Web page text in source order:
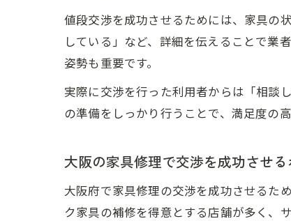
値段交渉を成功させるためには、家具の
している」など、詳細を伝えることで業
姿勢も重要です。
実際に交渉を行った利用者からは「相談
の準備をしっかり行うことで、満足度の
大阪の家具修理で交渉を成功させ
大阪府で家具修理の交渉を成功させるた
ク家具の補修を得意とする店舗が多く、